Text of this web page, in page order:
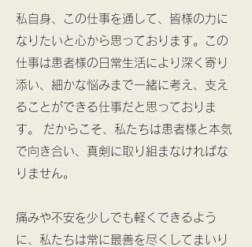
私自身、この仕事を通して、皆様の力に
なりたいと心から思っております。
この
仕事は患者様の日常生活により深く寄り
添い、細かな悩みまで一緒に考え、支え
ることができる仕事だと思っておりま
す。 だからこそ、私たちは患者様と本気
で向き合い、真剣に取り組まなければな
りません。
痛みや不安を少しでも軽くできるよう
に、私たちは常に最善を尽くしてまいり